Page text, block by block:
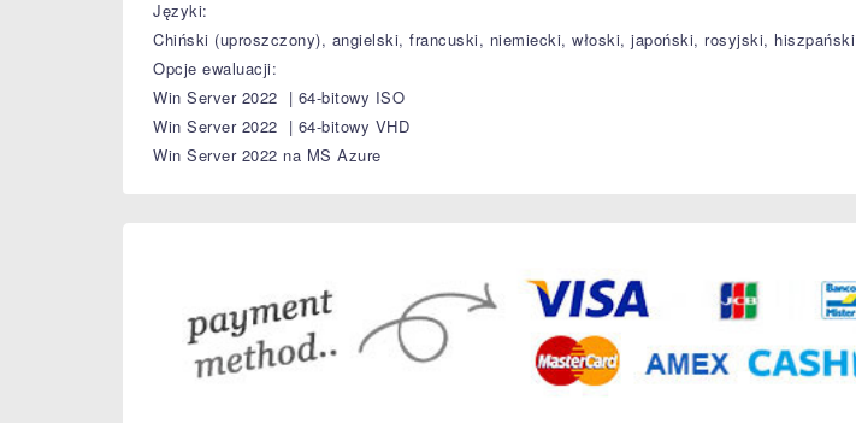
Języki:
Chiński (uproszczony), angielski, francuski, niemiecki, włoski, japoński, rosyjski, hiszpański
Opcje ewaluacji:
Win Server 2022 | 64-bitowy ISO
Win Server 2022 | 64-bitowy VHD
Win Server 2022 na MS Azure